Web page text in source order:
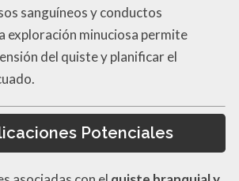
sanguíneos y conductos
exploración minuciosa permite
del quiste y planificar el
Potenciales